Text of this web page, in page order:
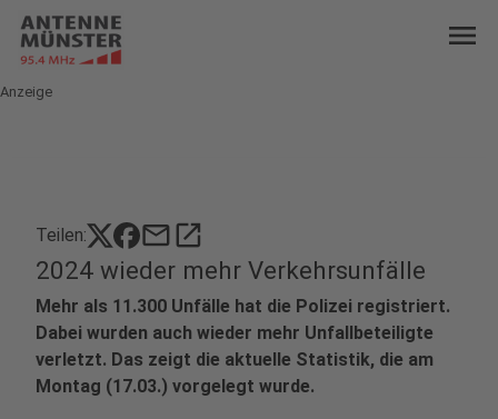
menu
Anzeige
Teilen: mailopen_in_new
2024 wieder mehr Verkehrsunfälle
Mehr als 11.300 Unfälle hat die Polizei registriert.
Dabei wurden auch wieder mehr Unfallbeteiligte
verletzt. Das zeigt die aktuelle Statistik, die am
Montag (17.03.) vorgelegt wurde.